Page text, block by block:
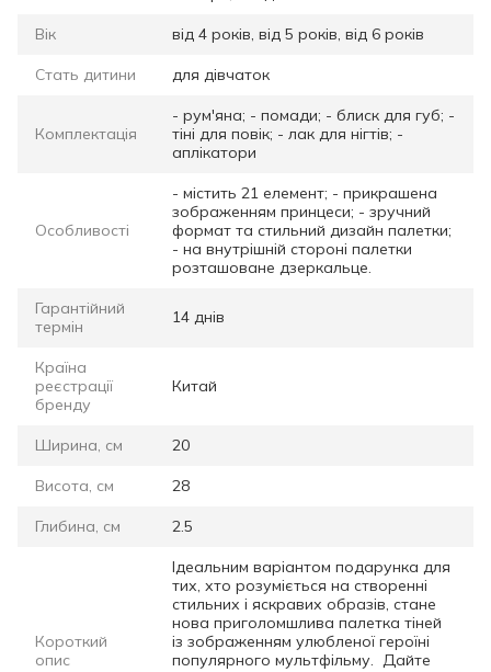
Вік від 4 років, від 5 років, від 6 років
Стать дитини для дівчаток
Комплектація
- рум'яна; - помади; - блиск для губ; -
тіні для повік; - лак для нігтів; -
аплікатори
Особливості
- містить 21 елемент; - прикрашена
зображенням принцеси; - зручний
формат та стильний дизайн палетки;
- на внутрішній стороні палетки
розташоване дзеркальце.
Гарантійний
термін
14 днів
Країна
реєстрації
бренду
Китай
Ширина, см 20
Висота, см 28
Глибина, см 2.5
Короткий
опис
Ідеальним варіантом подарунка для
тих, хто розуміється на створенні
стильних і яскравих образів, стане
нова приголомшлива палетка тіней
із зображенням улюбленої героїні
популярного мультфільму. Дайте